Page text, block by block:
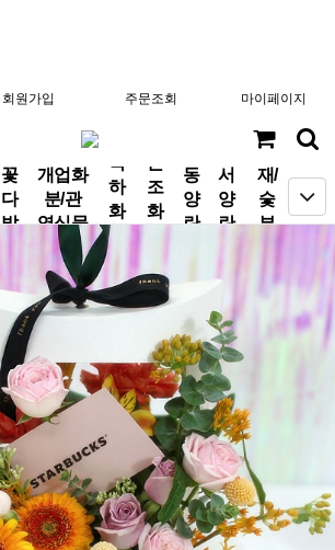
회원가입 주문조회 마이페이지
꽃
다
발
개업화
분/관
엽식물
축
하
화
환
근
조
화
동
양
란
서
양
란
분
재/
숯
부